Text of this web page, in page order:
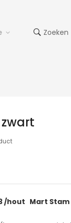
Zoeken
zwart
hout Mart Stam -